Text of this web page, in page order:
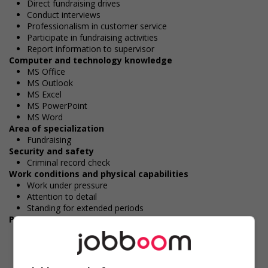
Direct fundraising drives
Conduct interviews
Professionalism in customer service
Participate in fundraising activities
Report information to supervisor
Computer and technology knowledge
MS Office
MS Outlook
MS Excel
MS PowerPoint
MS Word
Area of specialization
Fundraising
Security and safety
Criminal record check
Work conditions and physical capabilities
Work under pressure
Attention to detail
Standing for extended periods
Personal suitability
Efficient interpersonal skills
Excellent oral communication
Excellent written communication